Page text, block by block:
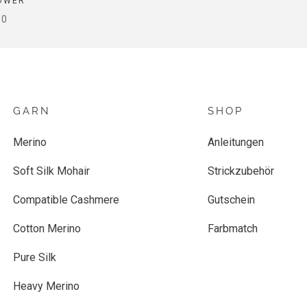
GARN
Merino
Soft Silk Mohair
Compatible Cashmere
Cotton Merino
Pure Silk
Heavy Merino
SHOP
Anleitungen
Strickzubehör
Gutschein
Farbmatch